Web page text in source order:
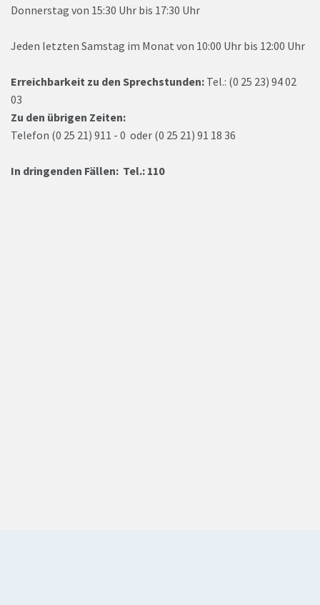
Donnerstag von 15:30 Uhr bis 17:30 Uhr
Jeden letzten Samstag im Monat von 10:00 Uhr bis 12:00 Uhr
Erreichbarkeit zu den Sprechstunden: Tel.: (0 25 23) 94 02
03
Zu den übrigen Zeiten:
Telefon (0 25 21) 911 - 0 oder (0 25 21) 91 18 36
In dringenden Fällen: Tel.: 110